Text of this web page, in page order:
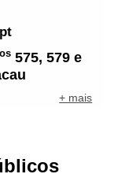
os 575, 579 e
+ mais